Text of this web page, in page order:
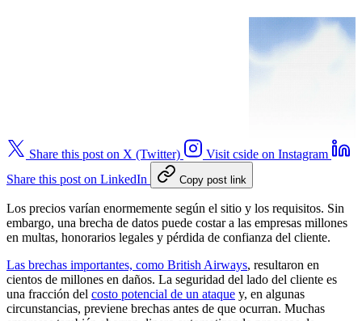
Share this post on X (Twitter)
Visit cside on Instagram
Share this post on LinkedIn
Copy post link
Los precios varían enormemente según el sitio y los requisitos. Sin
embargo, una brecha de datos puede costar a las empresas millones
en multas, honorarios legales y pérdida de confianza del cliente.
Las brechas importantes, como British Airways, resultaron en
cientos de millones en daños. La seguridad del lado del cliente es
una fracción del costo potencial de un ataque y, en algunas
circunstancias, previene brechas antes de que ocurran. Muchas